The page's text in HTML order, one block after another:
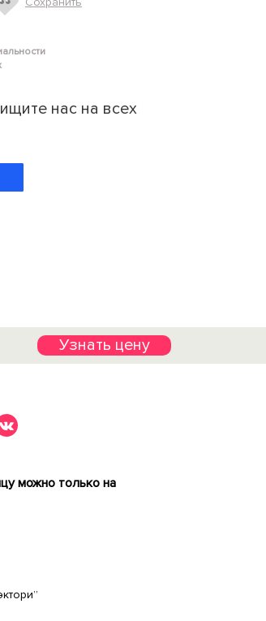
нас на всех
Узнать цену
можно только на